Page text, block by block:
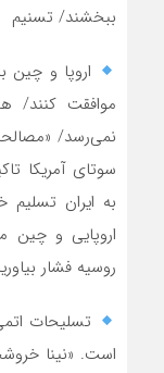
ببخشند/ تسنیم
اروپا و چین
موافقت کنند/
نمی‌رسد/
سوتای آمریکا
به ایران تسلیم
اروپایی و چین
روسیه فشار
تسلیحات
است. «نینا